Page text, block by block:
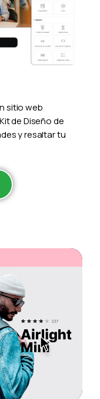
sitio web
de Diseño de
y resaltar tu